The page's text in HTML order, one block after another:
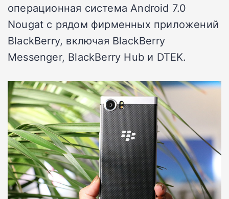
операционная система Android 7.0
Nougat с рядом фирменных приложений
BlackBerry, включая BlackBerry
Messenger, BlackBerry Hub и DTEK.